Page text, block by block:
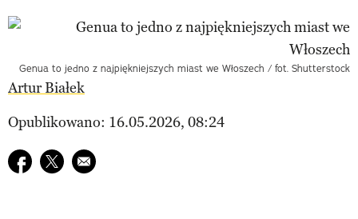
Genua to jedno z najpiękniejszych miast we Włoszech / fot. Shutterstock
Artur Białek
Opublikowano: 16.05.2026, 08:24
Udostępnij na facebook
Udostępnij na twitter
E-mail do przyjaciela